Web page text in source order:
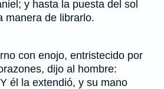
y hasta la puesta del sol
manera de librarlo.
con enojo, entristecido por
dijo al hombre:
él la extendió, y su mano